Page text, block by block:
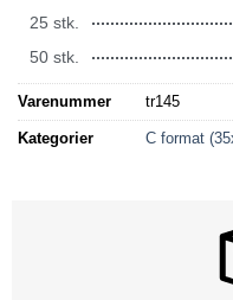
25 stk.
50 stk.
Varenummer tr145
Kategorier C format